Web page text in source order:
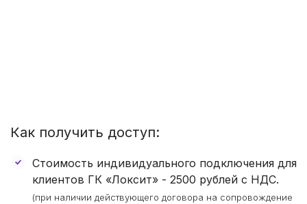
Как получить доступ:
Стоимость индивидуального подключения для
клиентов ГК «Локсит» - 2500 рублей с НДС.
(при наличии действующего договора на сопровождение